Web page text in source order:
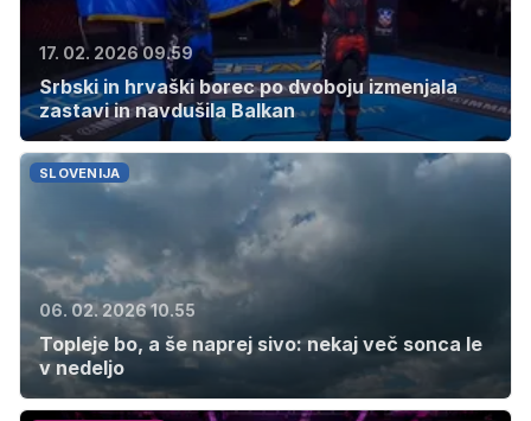
17. 02. 2026 09.59
Srbski in hrvaški borec po dvoboju izmenjala
zastavi in navdušila Balkan
SLOVENIJA
06. 02. 2026 10.55
Topleje bo, a še naprej sivo: nekaj več sonca le
v nedeljo